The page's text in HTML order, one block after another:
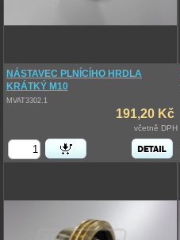
NÁSTAVEC PLNÍCÍHO HRDLA
KRÁTKÝ M10
MVAT3302.1
191,20 Kč
včetně DPH